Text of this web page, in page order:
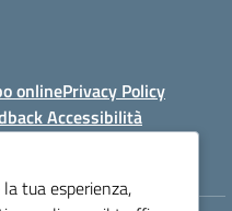
onlinePrivacy Policy
Accessibilità
tua esperienza,